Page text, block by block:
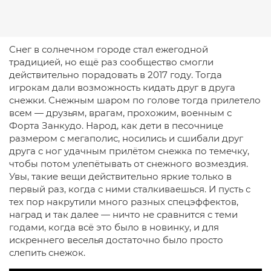
Снег в солнечном городе стал ежегодной
традицией, но ещё раз сообщество смогли
действительно порадовать в 2017 году. Тогда
игрокам дали возможность кидать друг в друга
снежки. Снежным шаром по голове тогда прилетело
всем — друзьям, врагам, прохожим, военным с
Форта Занкудо. Народ, как дети в песочнице
размером с мегаполис, носились и сшибали друг
друга с ног удачным прилётом снежка по темечку,
чтобы потом улепётывать от снежного возмездия.
Увы, такие вещи действительно яркие только в
первый раз, когда с ними сталкиваешься. И пусть с
тех пор накрутили много разных спецэффектов,
наград и так далее — ничто не сравнится с теми
годами, когда всё это было в новинку, и для
искреннего веселья достаточно было просто
слепить снежок.